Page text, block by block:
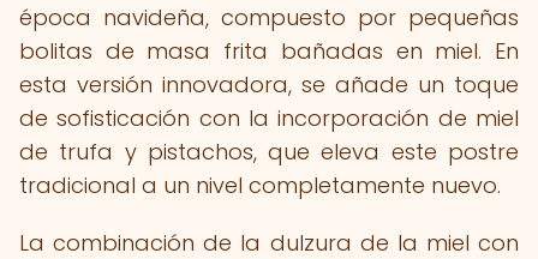
época navideña, compuesto por pequeñas
bolitas de masa frita bañadas en miel. En
esta versión innovadora, se añade un toque
de sofisticación con la incorporación de miel
de trufa y pistachos, que eleva este postre
tradicional a un nivel completamente nuevo.
La combinación de la dulzura de la miel con